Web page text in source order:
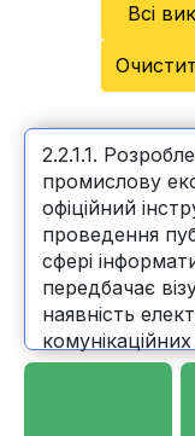
Всі
2.2.1.1. Розроблено та введено в
промислову
офіційний
проведення
сфері
передбачає
наявність
автоматизацію